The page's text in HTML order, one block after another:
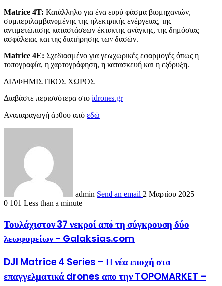
Matrice 4T: Κατάλληλο για ένα ευρύ φάσμα βιομηχανιών,
συμπεριλαμβανομένης της ηλεκτρικής ενέργειας, της
αντιμετώπισης καταστάσεων έκτακτης ανάγκης, της δημόσιας
ασφάλειας και της διατήρησης των δασών.
Matrice 4E: Σχεδιασμένο για γεωχωρικές εφαρμογές όπως η
τοπογραφία, η χαρτογράφηση, η κατασκευή και η εξόρυξη.
ΔΙΑΦΗΜΙΣΤΙΚΟΣ ΧΩΡΟΣ
Διαβάστε περισσότερα στο idrones.gr
Αναπαραγωγή άρθου από εδώ
admin Send an email 2 Μαρτίου 2025
0 101 Less than a minute
Τουλάχιστον 37 νεκροί από τη σύγκρουση δύο
λεωφορείων – Galaksias.com
DJI Matrice 4 Series – Η νέα εποχή στα
επαγγελματικά drones απο την TOPOMARKET –